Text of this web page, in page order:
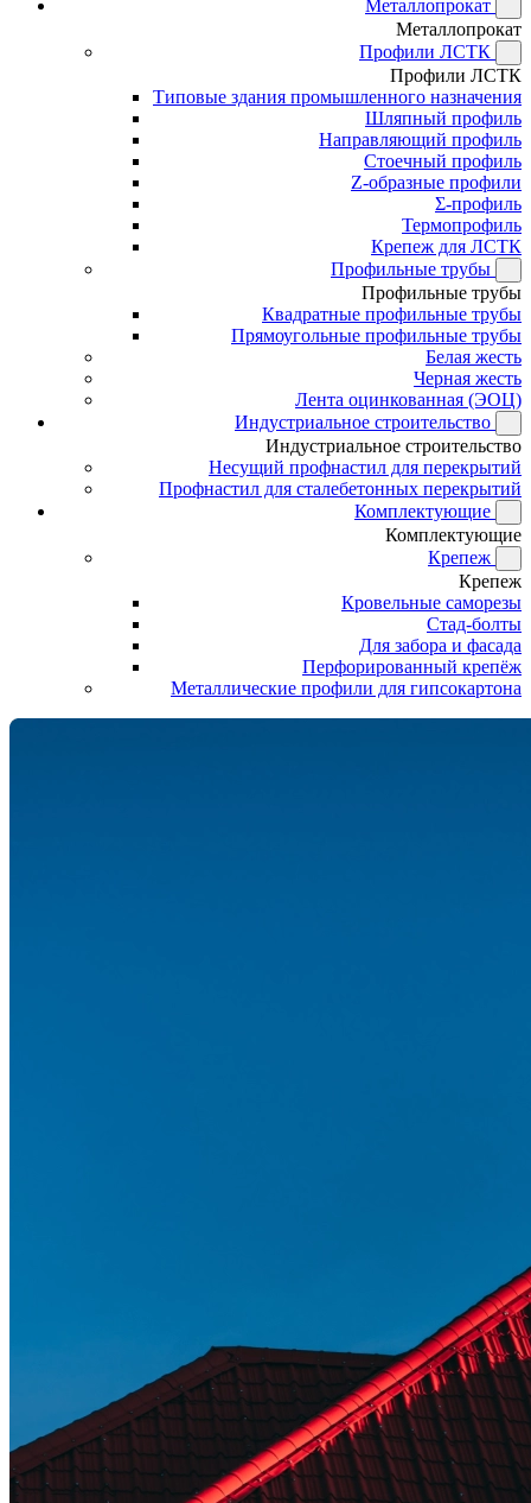
Металлопрокат
Металлопрокат
Профили ЛСТК
Профили ЛСТК
Типовые здания промышленного назначения
Шляпный профиль
Направляющий профиль
Стоечный профиль
Z-образные профили
Σ-профиль
Термопрофиль
Крепеж для ЛСТК
Профильные трубы
Профильные трубы
Квадратные профильные трубы
Прямоугольные профильные трубы
Белая жесть
Черная жесть
Лента оцинкованная (ЭОЦ)
Индустриальное строительство
Индустриальное строительство
Несущий профнастил для перекрытий
Профнастил для сталебетонных перекрытий
Комплектующие
Комплектующие
Крепеж
Крепеж
Кровельные саморезы
Стад-болты
Для забора и фасада
Перфорированный крепёж
Металлические профили для гипсокартона